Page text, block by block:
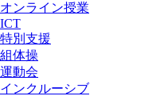
オンライン授業
ICT
特別支援
組体操
運動会
インクルーシブ